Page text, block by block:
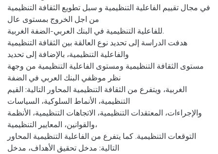
في مجال تقييم الفاعلية التنظيمية و سبل تطويع الثقافة التنظيمية
من اجل الخروج بمستوى عال
للفاعلية التنظيمية في البنك العربي-الضفة الغربية.
هدفت الدراسة إلى تحديد نوع العالقة بين الثقافة التنظيمية
والفاعلية التنظيمية، بالإضافة إلى تحديد
مستوى الثقافة التنظيمية ومستوى الفاعلية التنظيمية من وجهة
نظر موظفي البنك العربي في الضفة
الغربية، ويتفرع من الثقافة التنظيمية المحاور التالية: القيم
التنظيمية، الأنماط السلوكية، السياسات
والإجراءات، المعتقدات التنظيمية، الاتجاهات التنظيمية، الأنظمة
والقوانين، المعايير التنظيمية،
التوقعات التنظيمية. كما يتفرع من الفاعلية التنظيمية المحاور
التالية: مدخل تحقيق الأهداف، مدخل